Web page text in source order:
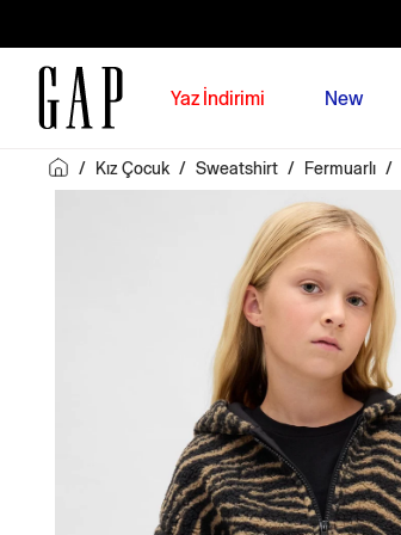
Yaz İndirimi New
/ Kız Çocuk / Sweatshirt / Fermuarlı /